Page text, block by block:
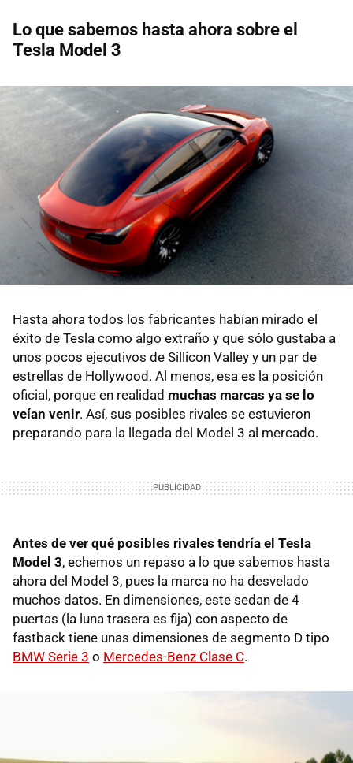
Lo que sabemos hasta ahora sobre el
Tesla Model 3
Hasta ahora todos los fabricantes habían mirado el
éxito de Tesla como algo extraño y que sólo gustaba a
unos pocos ejecutivos de Sillicon Valley y un par de
estrellas de Hollywood. Al menos, esa es la posición
oficial, porque en realidad muchas marcas ya se lo
veían venir. Así, sus posibles rivales se estuvieron
preparando para la llegada del Model 3 al mercado.
Antes de ver qué posibles rivales tendría el Tesla
Model 3, echemos un repaso a lo que sabemos hasta
ahora del Model 3, pues la marca no ha desvelado
muchos datos. En dimensiones, este sedan de 4
puertas (la luna trasera es fija) con aspecto de
fastback tiene unas dimensiones de segmento D tipo
BMW Serie 3 o Mercedes-Benz Clase C.